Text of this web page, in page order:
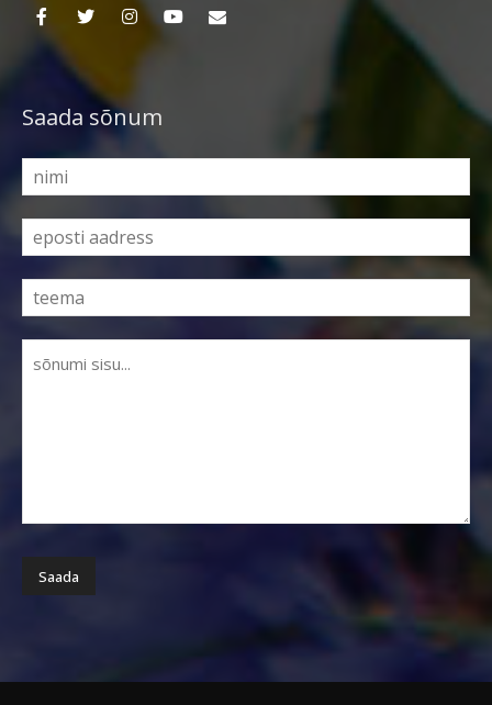
Saada sõnum